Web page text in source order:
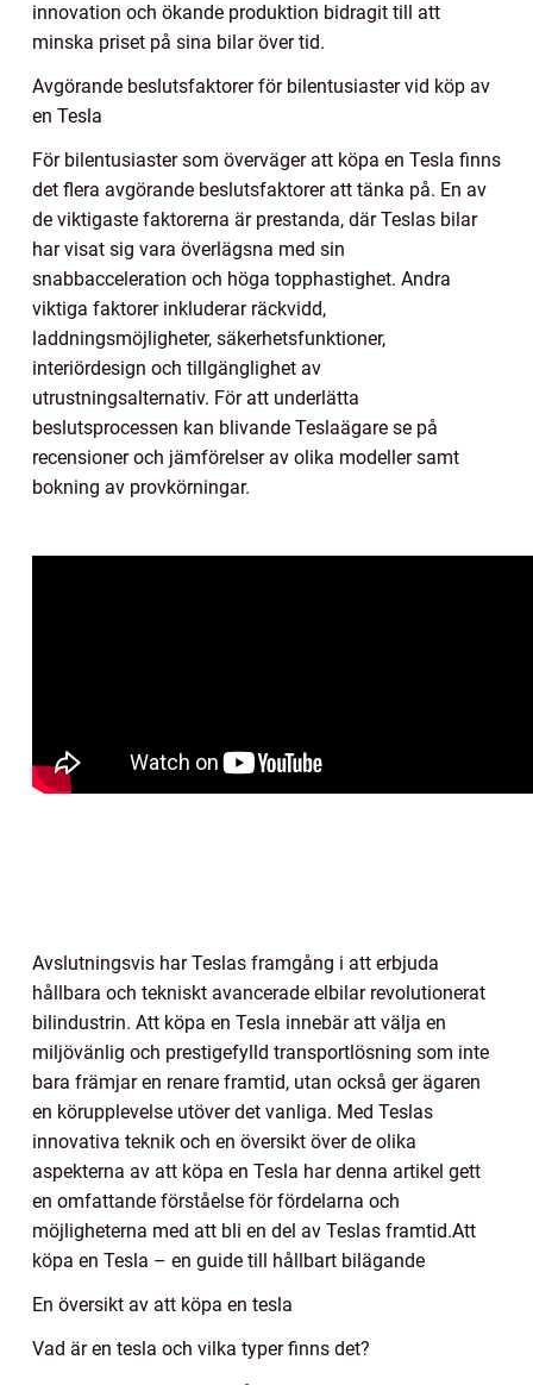
innovation och ökande produktion bidragit till att
minska priset på sina bilar över tid.
Avgörande beslutsfaktorer för bilentusiaster vid köp av
en Tesla
För bilentusiaster som överväger att köpa en Tesla finns
det flera avgörande beslutsfaktorer att tänka på. En av
de viktigaste faktorerna är prestanda, där Teslas bilar
har visat sig vara överlägsna med sin
snabbacceleration och höga topphastighet. Andra
viktiga faktorer inkluderar räckvidd,
laddningsmöjligheter, säkerhetsfunktioner,
interiördesign och tillgänglighet av
utrustningsalternativ. För att underlätta
beslutsprocessen kan blivande Teslaägare se på
recensioner och jämförelser av olika modeller samt
bokning av provkörningar.
Avslutningsvis har Teslas framgång i att erbjuda
hållbara och tekniskt avancerade elbilar revolutionerat
bilindustrin. Att köpa en Tesla innebär att välja en
miljövänlig och prestigefylld transportlösning som inte
bara främjar en renare framtid, utan också ger ägaren
en körupplevelse utöver det vanliga. Med Teslas
innovativa teknik och en översikt över de olika
aspekterna av att köpa en Tesla har denna artikel gett
en omfattande förståelse för fördelarna och
möjligheterna med att bli en del av Teslas framtid.Att
köpa en Tesla – en guide till hållbart bilägande
En översikt av att köpa en tesla
Vad är en tesla och vilka typer finns det?